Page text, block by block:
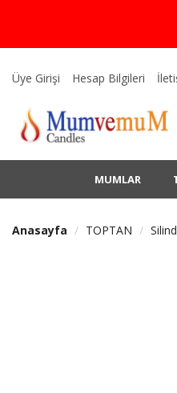
Üye Girişi Hesap Bilgileri
MUMLAR
Anasayfa TOPTAN